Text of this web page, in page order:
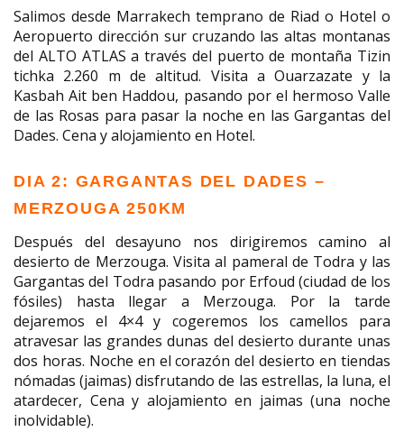
Salimos desde Marrakech temprano de Riad o Hotel o
Aeropuerto dirección sur cruzando las altas montanas
del ALTO ATLAS a través del puerto de montaña Tizin
tichka 2.260 m de altitud. Visita a Ouarzazate y la
Kasbah Ait ben Haddou, pasando por el hermoso Valle
de las Rosas para pasar la noche en las Gargantas del
Dades. Cena y alojamiento en Hotel.
DIA 2: GARGANTAS DEL DADES –
MERZOUGA 250KM
Después del desayuno nos dirigiremos camino al
desierto de Merzouga. Visita al pameral de Todra y las
Gargantas del Todra pasando por Erfoud (ciudad de los
fósiles) hasta llegar a Merzouga. Por la tarde
dejaremos el 4×4 y cogeremos los camellos para
atravesar las grandes dunas del desierto durante unas
dos horas. Noche en el corazón del desierto en tiendas
nómadas (jaimas) disfrutando de las estrellas, la luna, el
atardecer, Cena y alojamiento en jaimas (una noche
inolvidable).